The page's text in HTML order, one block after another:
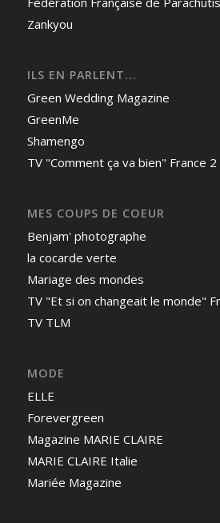
Zankyou
ILS EN PARLENT...
Green Wedding Magazine
GreenMe
Shamengo
TV "Comment ça va bien" France 2
MES COUPS DE COEUR
Benjam' photographe
la cocarde verte
Mariage des mondes
TV "Et si on changeait le monde"
TV TLM
MODE
ELLE
Forevergreen
Magazine MARIE CLAIRE
MARIE CLAIRE Italie
Mariée Magazine